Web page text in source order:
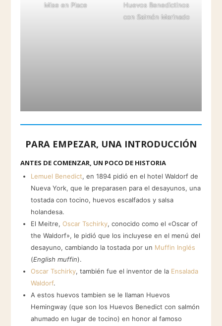
Mise en Place
Huevos Benedictinos
con Salmón Marinado
PARA EMPEZAR, UNA INTRODUCCIÓN
ANTES DE COMENZAR, UN POCO DE HISTORIA
Lemuel Benedict, en 1894 pidió en el hotel Waldorf de
Nueva York, que le preparasen para el desayunos, una
tostada con tocino, huevos escalfados y salsa
holandesa.
El Meitre, Oscar Tschirky, conocido como el «Oscar of
the Waldorf», le pidió que los incluyese en el menú del
desayuno, cambiando la tostada por un Muffin Inglés
(English muffin).
Oscar Tschirky, también fue el inventor de la Ensalada
Waldorf.
A estos huevos tambien se le llaman Huevos
Hemingway (que son los Huevos Benedict con salmón
ahumado en lugar de tocino) en honor al famoso